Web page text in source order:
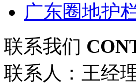
广东圈地护
联系我们
联系人：王经